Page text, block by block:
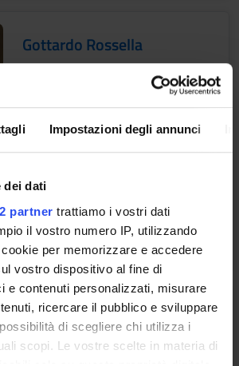
Impostazioni degli annunci
dei dati
partner trattiamo i vostri dati
il vostro numero IP, utilizzando
per memorizzare e accedere
vostro dispositivo al fine di
e contenuti personalizzati, misurare
ricercare il pubblico e sviluppare
di scegliere chi utilizza i
scopi. Le vostre scelte in materia di
Gottardo Rossella
rossella.gottardo@univr.it
Marcon Alessandro
alessandro.marcon@univr.it
+39 045 802 7668
Marzaro Giovanni
giovanni.marzaro@univr.it